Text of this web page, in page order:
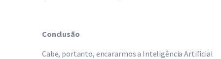
Conclusão
Cabe, portanto, encararmos a Inteligência Artificial